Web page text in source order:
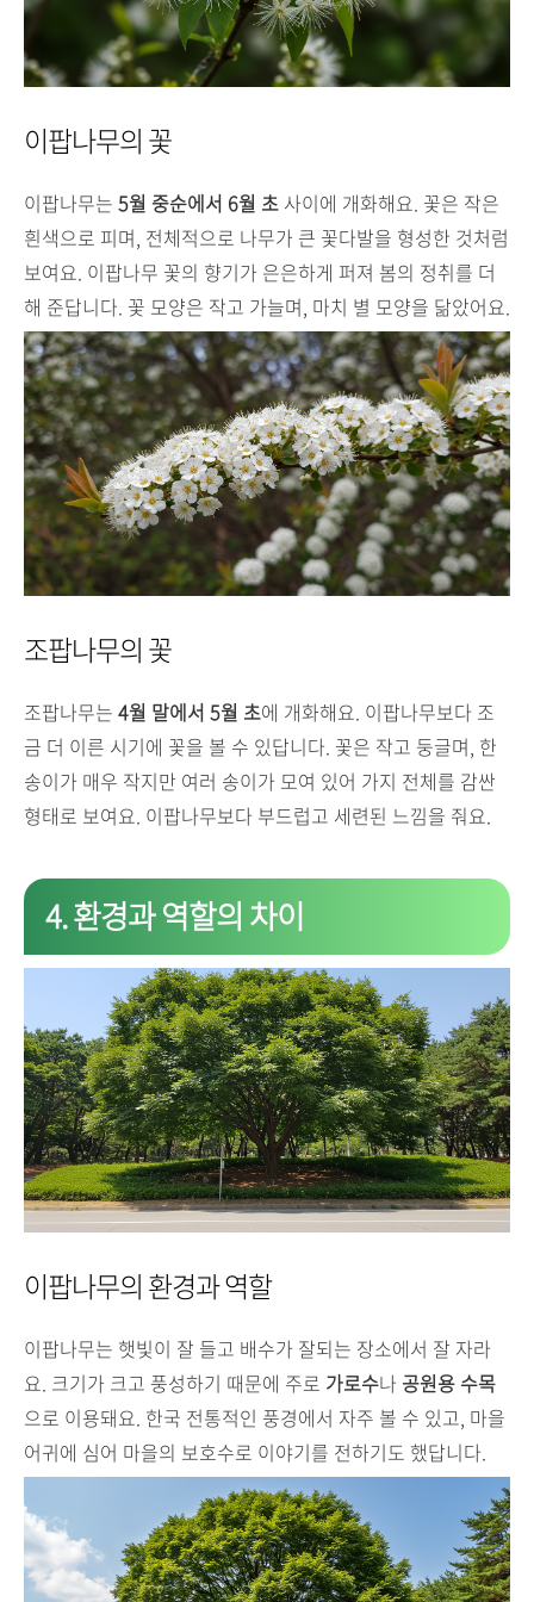
이팝나무의 꽃
이팝나무는 5월 중순에서 6월 초 사이에 개화해요. 꽃은 작은
흰색으로 피며, 전체적으로 나무가 큰 꽃다발을 형성한 것처럼
보여요. 이팝나무 꽃의 향기가 은은하게 퍼져 봄의 정취를 더
해 준답니다. 꽃 모양은 작고 가늘며, 마치 별 모양을 닮았어요.
조팝나무의 꽃
조팝나무는 4월 말에서 5월 초에 개화해요. 이팝나무보다 조
금 더 이른 시기에 꽃을 볼 수 있답니다. 꽃은 작고 둥글며, 한
송이가 매우 작지만 여러 송이가 모여 있어 가지 전체를 감싼
형태로 보여요. 이팝나무보다 부드럽고 세련된 느낌을 줘요.
4. 환경과 역할의 차이
이팝나무의 환경과 역할
이팝나무는 햇빛이 잘 들고 배수가 잘되는 장소에서 잘 자라
요. 크기가 크고 풍성하기 때문에 주로 가로수나 공원용 수목
으로 이용돼요. 한국 전통적인 풍경에서 자주 볼 수 있고, 마을
어귀에 심어 마을의 보호수로 이야기를 전하기도 했답니다.